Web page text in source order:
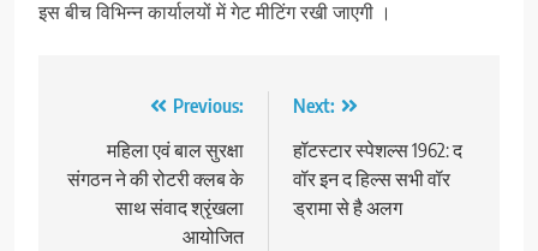
इस बीच विभिन्न कार्यालयों में गेट मीटिंग रखी जाएगी ।
navigation
Previous:
महिला एवं बाल सुरक्षा
संगठन ने की रोटरी क्लब के
साथ संवाद श्रृंखला
आयोजित
Next:
हॉटस्टार स्पेशल्स 1962: द
वॉर इन द हिल्स सभी वॉर
ड्रामा से है अलग